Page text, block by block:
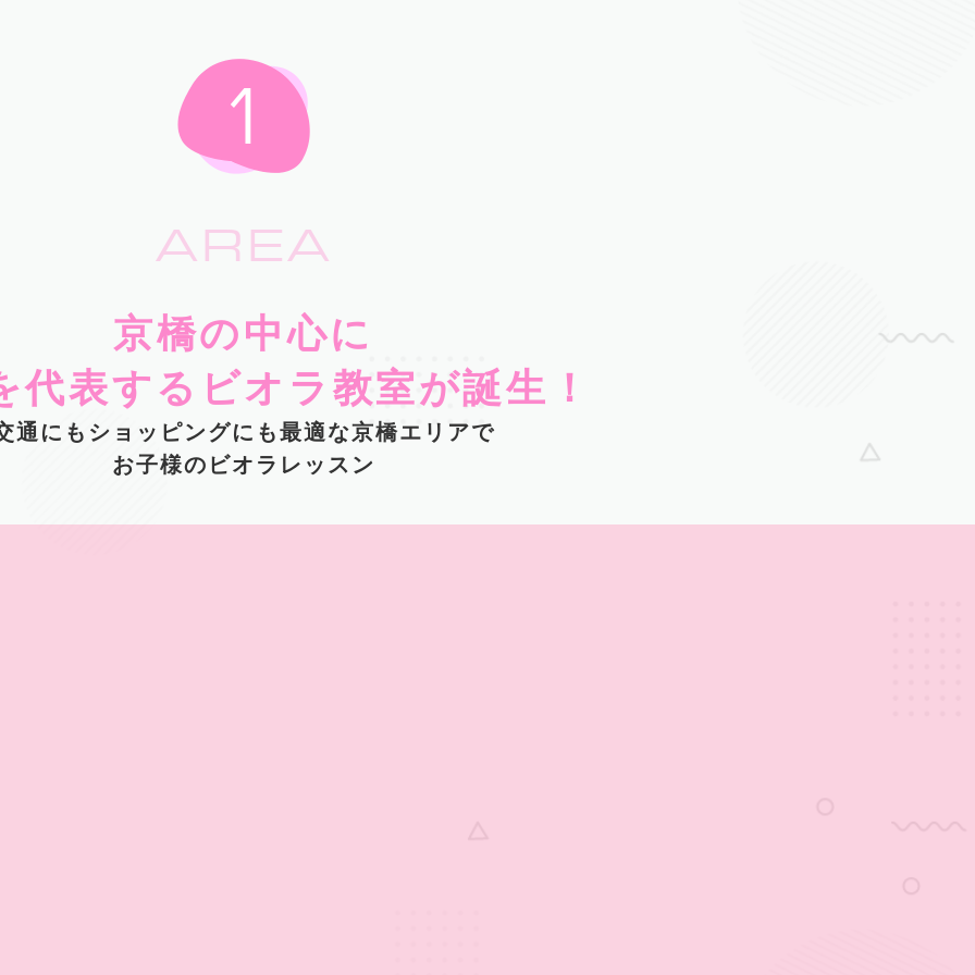
AREA
京橋の中心に
代表するビオラ教室が誕生！
通にもショッピングにも最適な京橋エリアで
お子様のビオラレッスン